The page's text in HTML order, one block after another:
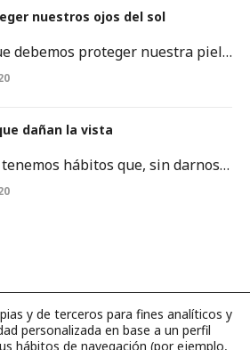
nuestros ojos del sol
Al igual que debemos proteger nuestra piel del sol, también es importante proteger nuestros ojos. Los rayos ultravioletas pueden dañar…
dañan la vista
A menudo tenemos hábitos que, sin darnos cuenta, dañan la salud de nuestros ojos. Es por ello que debemos tenerlos…
hecha con amor porBLUBBER.
y de terceros para fines analíticos y
personalizada en base a un perfil
hábitos de navegación (por ejemplo,